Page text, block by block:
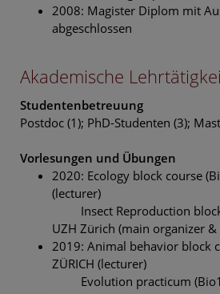
2008: Magister Diplom mit
abgeschlossen
Akademische
Studentenbetreuung
Postdoc (1); PhD-Studenten (3);
Vorlesungen und Übungen
2020: Ecology block course
(lecturer)
Insect Reproduction block
UZH Zürich (main organizer
2019: Animal behavior block
ZÜRICH (lecturer)
Evolution practicum